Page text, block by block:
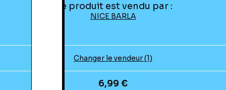
Ce produit est vendu par :
NICE BARLA
Changer le vendeur (1)
6,99 €